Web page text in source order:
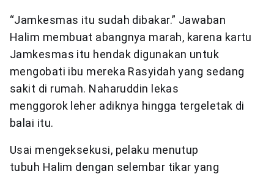
“Jamkesmas itu sudah dibakar.” Jawaban
Halim membuat abangnya marah, karena kartu
Jamkesmas itu hendak digunakan untuk
mengobati ibu mereka Rasyidah yang sedang
sakit di rumah. Naharuddin lekas
menggorok leher adiknya hingga tergeletak di
balai itu.
Usai mengeksekusi, pelaku menutup
tubuh Halim dengan selembar tikar yang